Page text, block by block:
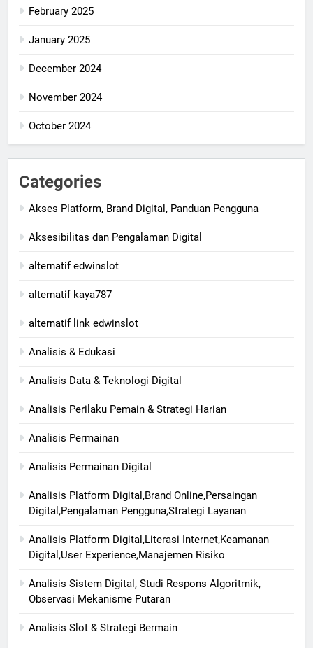
February 2025
January 2025
December 2024
November 2024
October 2024
Categories
Akses Platform, Brand Digital, Panduan Pengguna
Aksesibilitas dan Pengalaman Digital
alternatif edwinslot
alternatif kaya787
alternatif link edwinslot
Analisis & Edukasi
Analisis Data & Teknologi Digital
Analisis Perilaku Pemain & Strategi Harian
Analisis Permainan
Analisis Permainan Digital
Analisis Platform Digital,Brand Online,Persaingan
Digital,Pengalaman Pengguna,Strategi Layanan
Analisis Platform Digital,Literasi Internet,Keamanan
Digital,User Experience,Manajemen Risiko
Analisis Sistem Digital, Studi Respons Algoritmik,
Observasi Mekanisme Putaran
Analisis Slot & Strategi Bermain